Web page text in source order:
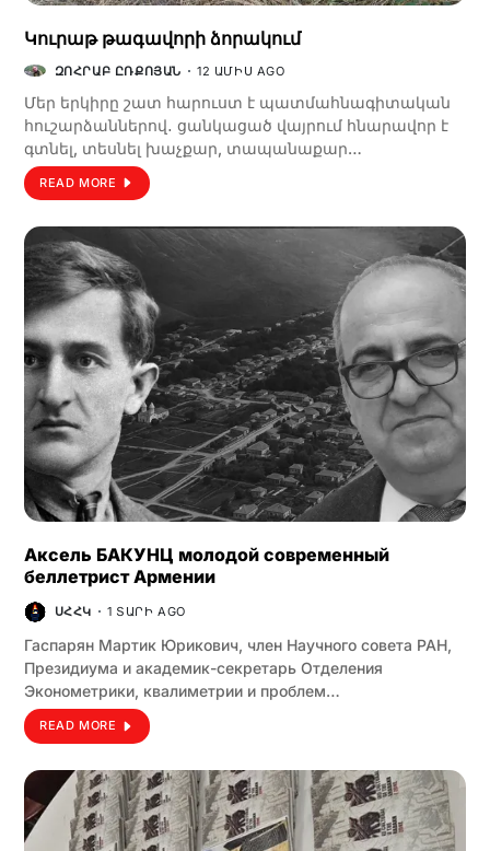
Կուրաթ թագավորի ձորակում
ԶՈՀՐԱԲ ԸՌՔՈՅԱՆ 12 ԱՄԻՍ AGO
Մեր երկիրը շատ հարուստ է պատմահնագիտական
հուշարձաններով․ ցանկացած վայրում հնարավոր է
գտնել, տեսնել խաչքար, տապանաքար…
READ MORE
Аксель БАКУНЦ молодой современный
беллетрист Армении
ՍՀՀԿ 1 ՏԱՐԻ AGO
Гаспарян Мартик Юрикович, член Научного совета РАН,
Президиума и академик-секретарь Отделения
Эконометрики, квалиметрии и проблем…
READ MORE